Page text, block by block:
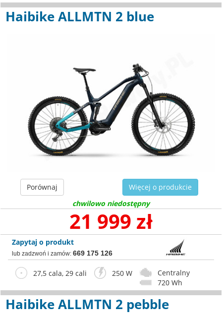
Haibike ALLMTN 2 blue
Porównaj
Więcej o produkcie
chwilowo niedostępny
21 999 zł
Zapytaj o produkt
lub zadzwoń i zamów: 669 175 126
27,5 cala, 29 cali 250 W
Centralny
720 Wh
Haibike ALLMTN 2 pebble